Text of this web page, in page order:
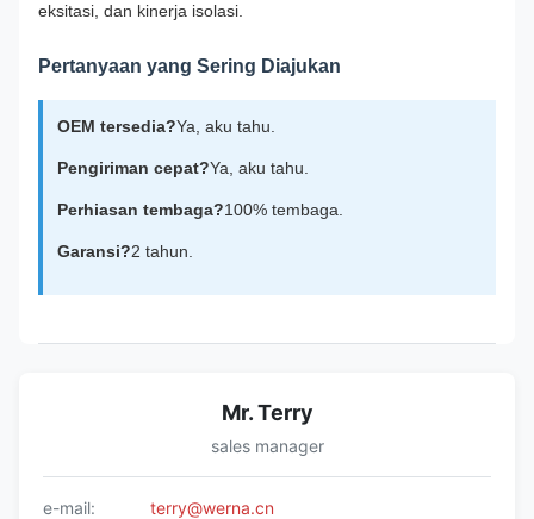
eksitasi, dan kinerja isolasi.
Pertanyaan yang Sering Diajukan
OEM tersedia?Ya, aku tahu.
Pengiriman cepat?Ya, aku tahu.
Perhiasan tembaga?100% tembaga.
Garansi?2 tahun.
Mr. Terry
sales manager
e-mail:
terry@werna.cn